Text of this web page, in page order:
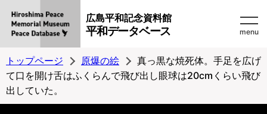
広島平和記念資料館
平和データベース menu
トップページ 原爆の絵
真っ黒な焼死体。手足を広げ
て口を開け舌はふくらんで飛び出し眼球は20cmくらい飛び
出していた。